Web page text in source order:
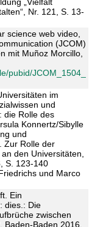
Nr. 121, S. 13-
science web video,
(JCOM)
mit Muñoz Morcillo,
pubid/JCOM_1504_
im
und
die Rolle des
Konnertz/Sibylle
und
Zur Rolle der
den Universitäten,
S. 123-140
und Marco
Ein
dies.: Die
zwischen
Baden-Baden 2016,